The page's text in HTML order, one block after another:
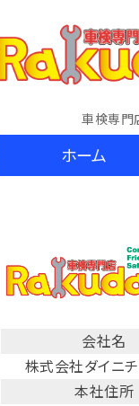
車検専門
ホーム
会社名
株式会社ダイニ
本社住所